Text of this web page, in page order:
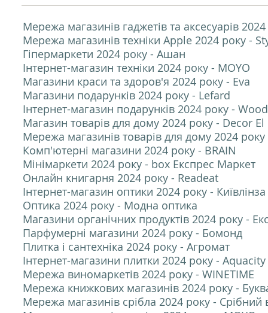
Мережа магазинів гаджетів та аксесуарів
Мережа магазинів техніки Apple 2024 року -
Гіпермаркети 2024 року - Ашан
Інтернет-магазин техніки 2024 року - MOYO
Магазини краси та здоров'я 2024 року - Eva
Магазини подарунків 2024 року - Lefard
Інтернет-магазин подарунків 2024 року -
Магазин товарів для дому 2024 року - Decor
Мережа магазинів товарів для дому 2024 року
Комп'ютерні магазини 2024 року - BRAIN
Мінімаркети 2024 року - box Експрес Маркет
Онлайн книгарня 2024 року - Readeat
Інтернет-магазин оптики 2024 року - Київлінза
Оптика 2024 року - Модна оптика
Магазини органічних продуктів 2024 року -
Парфумерні магазини 2024 року - Бомонд
Плитка і сантехніка 2024 року - Агромат
Інтернет-магазини плитки 2024 року - Aquacity
Мережа виномаркетів 2024 року - WINETIME
Мережа книжкових магазинів 2024 року -
Мережа магазинів срібла 2024 року - Срібний